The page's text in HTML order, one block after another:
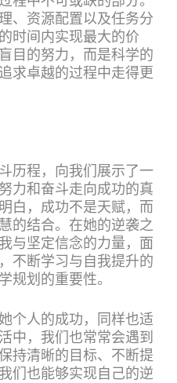
、资源配置以及任务分
时间内实现最大的价
目的努力，而是科学的
求卓越的过程中走得更
历程，向我们展示了一
力和奋斗走向成功的真
白，成功不是天赋，而
的结合。在她的逆袭之
与坚定信念的力量，面
不断学习与自我提升的
规划的重要性。
个人的成功，同样也适
中，我们也常常会遇到
持清晰的目标、不断提
们也能够实现自己的逆